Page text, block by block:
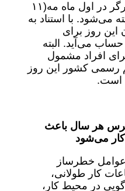
در ایران هم روز جهانی کارگر در اول ماه مه‌(۱۱
می‌شود. با استناد به
این روز برای
می‌آید. البته
افراد مشمول
رسمی کشور این روز
است.
هر سال باعث
کار می‌شود
خطرساز
کار طولانی،
در محیط کار،